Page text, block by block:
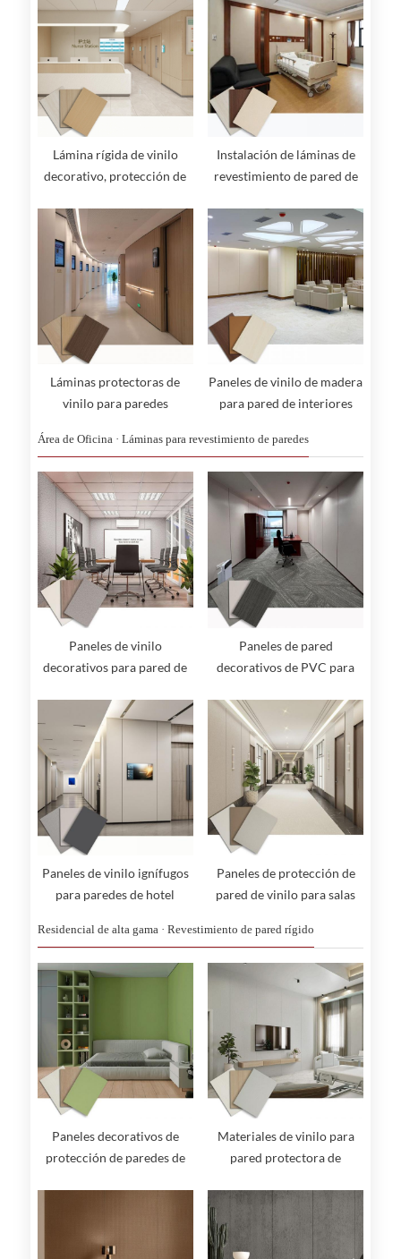
Lámina rígida de vinilo
decorativo, protección de
higiénico de color madera
para uso hospitalario de
alta resistencia
Instalación de láminas de
revestimiento de pared de
Láminas protectoras de
vinilo para paredes
Paneles de vinilo de madera
para pared de interiores
Área de Oficina · Láminas para revestimiento de paredes
Paneles de vinilo
decorativos para pared de
Paneles de pared
decorativos de PVC para
Paneles de vinilo ignífugos
para paredes de hotel
Paneles de protección de
pared de vinilo para salas
Residencial de alta gama · Revestimiento de pared rígido
Paneles decorativos de
protección de paredes de
Materiales de vinilo para
pared protectora de